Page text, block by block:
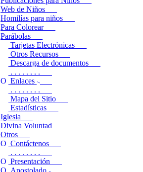
Web de Niños
Homilías para niños
Para Colorear
Parábolas
Tarjetas Electrónicas
Otros Recursos
Descarga de documentos
. . . . . . . .
Enlaces
. . . . . . . .
Mapa del Sitio
Estadísticas
Iglesia
Divina Voluntad
Otros
Contáctenos
. . . . . . . .
Presentación
Apostolado